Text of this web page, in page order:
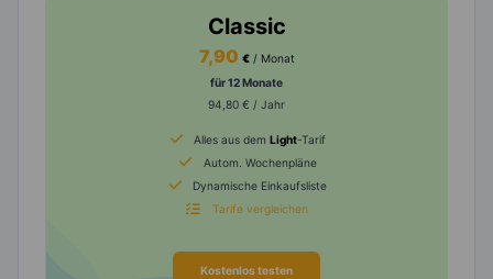
Classic
7,90 € / Monat
für 12 Monate
94,80 € / Jahr
Alles aus dem Light-Tarif
Autom. Wochenpläne
Dynamische Einkaufsliste
Tarife vergleichen
Kostenlos testen